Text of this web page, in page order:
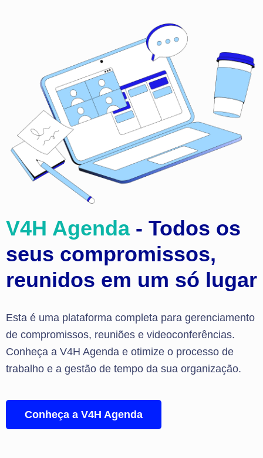
V4H Agenda- Todos os
seus compromissos,
reunidos em um só lugar
Esta é uma plataforma completa para gerenciamento
de compromissos, reuniões e videoconferências.
Conheça a V4H Agenda e otimize o processo de
trabalho e a gestão de tempo da sua organização.
Conheça a V4H Agenda